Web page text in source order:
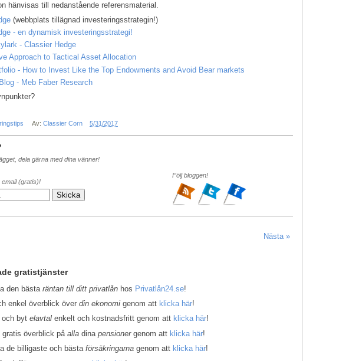
hänvisas till nedanstående referensmaterial.
(webbplats tillägnad investeringsstrategin!)
- en dynamisk investeringsstrategi!
- Classier Hedge
Approach to Tactical Asset Allocation
- How to Invest Like the Top Endowments and Avoid Bear markets
- Meb Faber Research
Av:Classier Corn 5/31/2017
dela gärna med dina vänner!
(gratis)!
Följ bloggen!
Nästa »
gratistjänster
den bästaräntan till ditt privatlån hos Privatlån24.se!
enkel överblick överdin ekonomi genom att klicka här!
och bytelavtal enkelt och kostnadsfritt genom att klicka här!
gratis överblick påalla dinapensionergenom att klicka här!
de billigaste och bästaförsäkringarna genom att klicka här!